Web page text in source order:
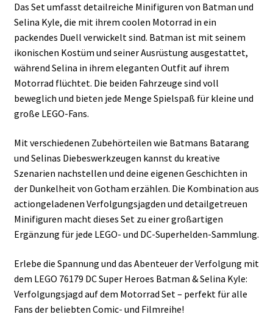
Das Set umfasst detailreiche Minifiguren von Batman und
Selina Kyle, die mit ihrem coolen Motorrad in ein
packendes Duell verwickelt sind. Batman ist mit seinem
ikonischen Kostüm und seiner Ausrüstung ausgestattet,
während Selina in ihrem eleganten Outfit auf ihrem
Motorrad flüchtet. Die beiden Fahrzeuge sind voll
beweglich und bieten jede Menge Spielspaß für kleine und
große LEGO-Fans.
Mit verschiedenen Zubehörteilen wie Batmans Batarang
und Selinas Diebeswerkzeugen kannst du kreative
Szenarien nachstellen und deine eigenen Geschichten in
der Dunkelheit von Gotham erzählen. Die Kombination aus
actiongeladenen Verfolgungsjagden und detailgetreuen
Minifiguren macht dieses Set zu einer großartigen
Ergänzung für jede LEGO- und DC-Superhelden-Sammlung.
Erlebe die Spannung und das Abenteuer der Verfolgung mit
dem LEGO 76179 DC Super Heroes Batman & Selina Kyle:
Verfolgungsjagd auf dem Motorrad Set – perfekt für alle
Fans der beliebten Comic- und Filmreihe!